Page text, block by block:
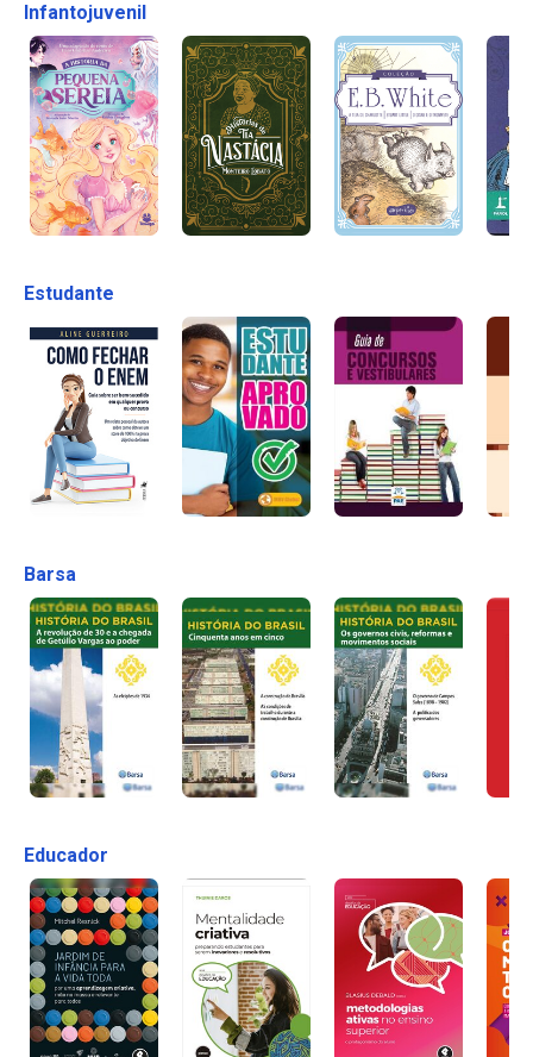
Infantojuvenil
Estudante
Barsa
Educador